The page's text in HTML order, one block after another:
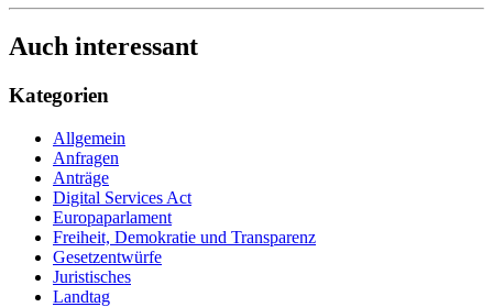
Auch interessant
Kategorien
Allgemein
Anfragen
Anträge
Digital Services Act
Europaparlament
Freiheit, Demokratie und Transparenz
Gesetzentwürfe
Juristisches
Landtag